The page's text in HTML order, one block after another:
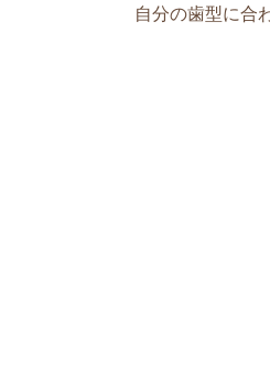
自分の歯型に合